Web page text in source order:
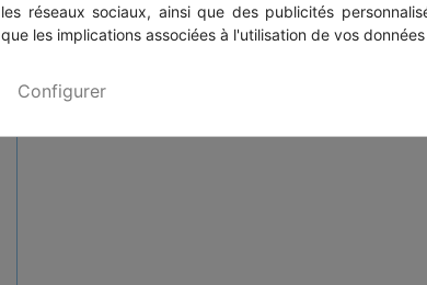
les réseaux sociaux, ainsi que des publicités
que les implications associées à l'utilisation de vos
Configurer